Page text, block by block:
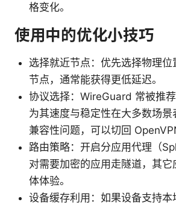
格变化。
使用中的优化小技巧
选择就近节点：优先选择物理
节点，通常能获得更低延迟。
协议选择：WireGuard 常被推
为其速度与稳定性在大多数场景
兼容性问题，可以切回
路由策略：开启分应用代理（
对需要加密的应用走隧道，其
体体验。
设备缓存利用：如果设备支持本